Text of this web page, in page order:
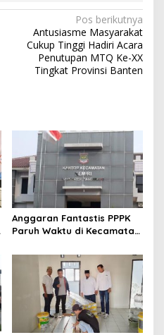
Pos berikutnya
Antusiasme Masyarakat
Cukup Tinggi Hadiri Acara
Penutupan MTQ Ke-XX
Tingkat Provinsi Banten
Anggaran Fantastis PPPK
Paruh Waktu di Kecamatan
Kaperwil Banten Soroti
Minim Transparansi